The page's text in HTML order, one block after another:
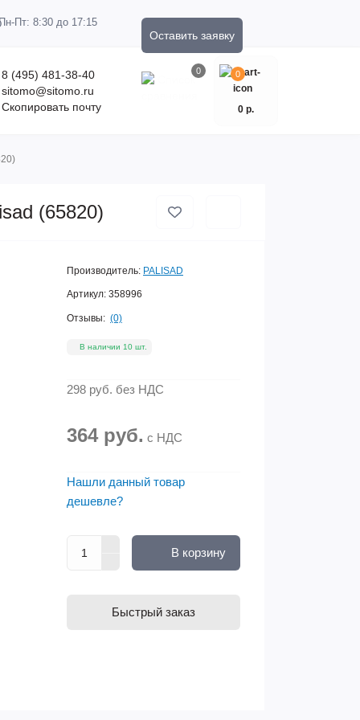
Пт: 8:30 до 17:15
Оставить заявку
8 (495) 481-38-40
sitomo@sitomo.ru
Скопировать почту
0 0
0 р.
(65820)
Производитель: PALISAD
Артикул: 358996
Отзывы: (0)
В наличии 10 шт.
298 руб. без НДС
364 руб. с НДС
Нашли данный товар
дешевле?
В корзину
Быстрый заказ